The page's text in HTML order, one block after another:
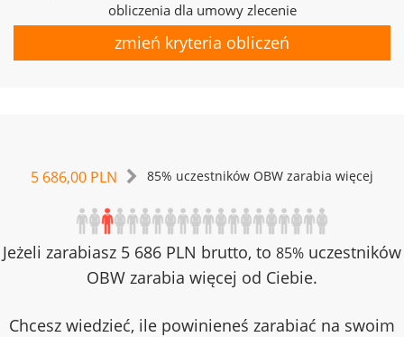
obliczenia dla umowy zlecenie
zmień kryteria obliczeń
5 686,00 PLN 85% uczestników OBW zarabia więcej
Jeżeli zarabiasz 5 686 PLN brutto, to 85% uczestników
OBW zarabia więcej od Ciebie.
Chcesz wiedzieć, ile powinieneś zarabiać na swoim